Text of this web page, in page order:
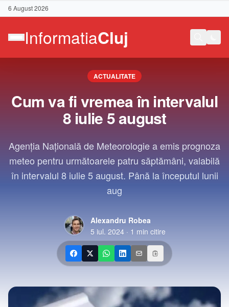
6 August 2026
ACTUALITATE
Cum va fi vremea în intervalul
8 iulie 5 august
Agenția Națională de Meteorologie a emis prognoza
meteo pentru următoarele patru săptămâni, valabilă
în intervalul 8 iulie 5 august. Până la începutul lunii
aug
Alexandru Robea
5 iul. 2024· 1 min citire